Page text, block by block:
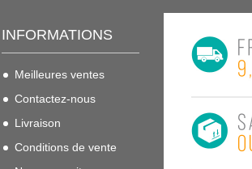
INFORMATIONS
Meilleures ventes
Contactez-nous
Livraison
Conditions de vente